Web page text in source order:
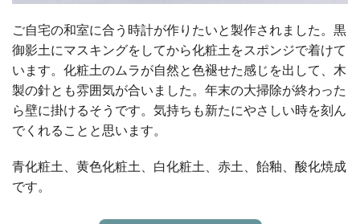
ご自宅の和室に合う時計が作りたいと製作されました。黒
御影土にマスキングをしてから化粧土をスポンジで着けて
います。化粧土のムラが自然と色褪せた感じを出して、木
製の針とも雰囲気が合いました。年末の大掃除が終わった
ら壁に掛けるそうです。気持ちも新たにやさしい時を刻ん
でくれることと思います。
青化粧土、黄色化粧土、白化粧土、赤土、飴釉、酸化焼成
です。